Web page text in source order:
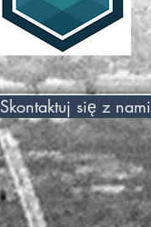
Skontaktuj się z nami